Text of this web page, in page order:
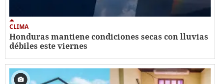
CLIMA
Honduras mantiene condiciones secas con lluvias
débiles este viernes